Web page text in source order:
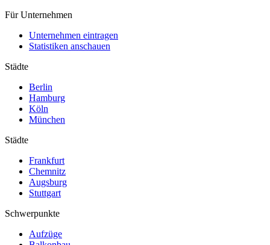
Für Unternehmen
Unternehmen eintragen
Statistiken anschauen
Städte
Berlin
Hamburg
Köln
München
Städte
Frankfurt
Chemnitz
Augsburg
Stuttgart
Schwerpunkte
Aufzüge